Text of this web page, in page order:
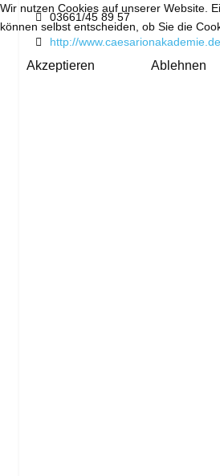
Telefon:
03661/45 89 57
Website:
http://www.caesarionakademie.de
Wir nutzen Cookies auf unserer Website.
können selbst entscheiden, ob Sie die
Akzeptieren Ablehnen